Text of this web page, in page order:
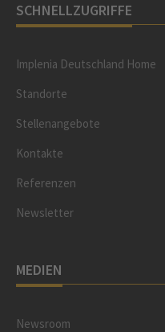
SCHNELLZUGRIFFE
Implenia Deutschland Home
Standorte
Stellenangebote
Kontakte
Referenzen
Newsletter
MEDIEN
Newsroom